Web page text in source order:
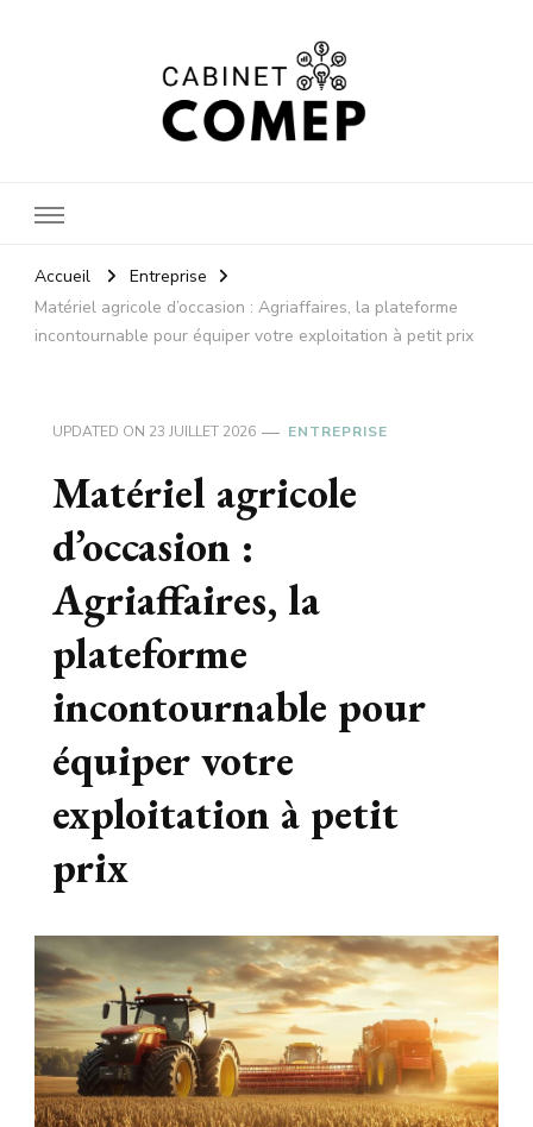
comep
Le blog
Accueil
Entreprise
Matériel agricole d’occasion : Agriaffaires, la plateforme
incontournable pour équiper votre exploitation à petit prix
UPDATED ON 23 JUILLET 2026 ENTREPRISE
Matériel agricole
d’occasion :
Agriaffaires, la
plateforme
incontournable pour
équiper votre
exploitation à petit
prix